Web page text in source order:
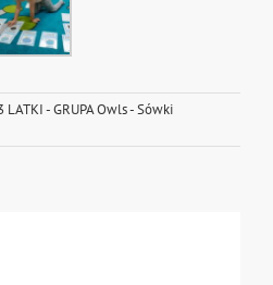
- GRUPA Owls - Sówki